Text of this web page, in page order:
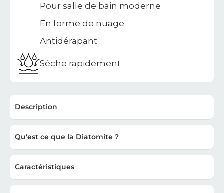
Pour salle de bain moderne
En forme de nuage
Antidérapant
Sèche rapidement
Description
Qu'est ce que la Diatomite ?
Caractéristiques